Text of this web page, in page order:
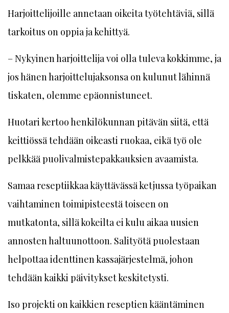
Harjoittelijoille annetaan oikeita työtehtäviä, sillä
tarkoitus on oppia ja kehittyä.
– Nykyinen harjoittelija voi olla tuleva kokkimme, ja
jos hänen harjoittelujaksonsa on kulunut lähinnä
tiskaten, olemme epäonnistuneet.
Huotari kertoo henkilökunnan pitävän siitä, että
keittiössä tehdään oikeasti ruokaa, eikä työ ole
pelkkää puolivalmistepakkauksien avaamista.
Samaa reseptiikkaa käyttävässä ketjussa työpaikan
vaihtaminen toimipisteestä toiseen on
mutkatonta, sillä kokeilta ei kulu aikaa uusien
annosten haltuunottoon. Salityötä puolestaan
helpottaa identtinen kassajärjestelmä, johon
tehdään kaikki päivitykset keskitetysti.
Iso projekti on kaikkien reseptien kääntäminen